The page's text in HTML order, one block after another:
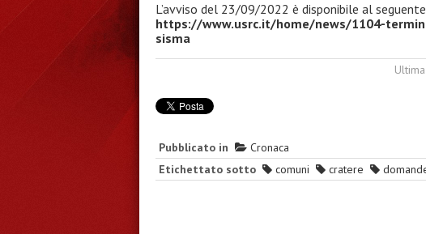
L’avviso del 23/09/2022 è disponibile al
https://www.usrc.it/home/news/1104-
sisma
Pubblicato in
Cronaca
Etichettato sotto
comuni cratere